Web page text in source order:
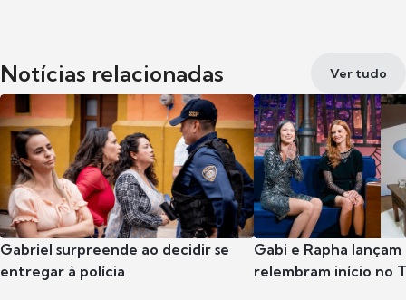
Notícias relacionadas Ver tudo
Gabriel surpreende ao decidir se
entregar à polícia
Gabi e Rapha
relembram início no